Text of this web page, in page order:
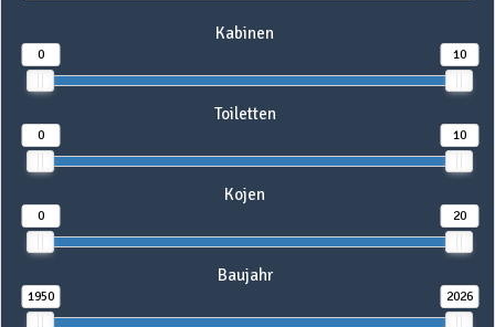
Kabinen
0 10
Toiletten
0 10
Kojen
0 20
Baujahr
1950 2026